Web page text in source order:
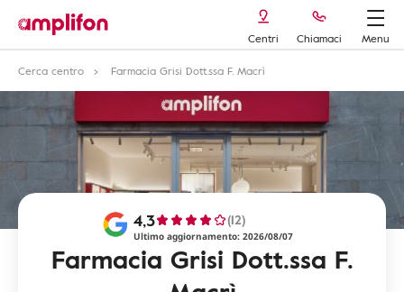
Centri Chiamaci
Menu
Cerca centro
Farmacia Grisi Dott.ssa F. Macrì
Farmacia Grisi Dott.ssa F.
4,3 (12)
Ultimo aggiornamento: 2026/08/07